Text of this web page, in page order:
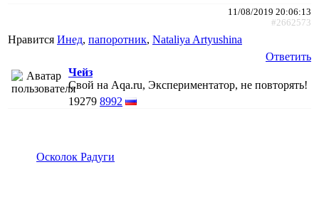
11/08/2019 20:06:13
#2662573
Нравится Инед, папоротник, Nataliya Artyushina
Ответить
Чейз
Свой на Aqa.ru, Экспериментатор, не повторять!
19279 8992
Осколок Радуги